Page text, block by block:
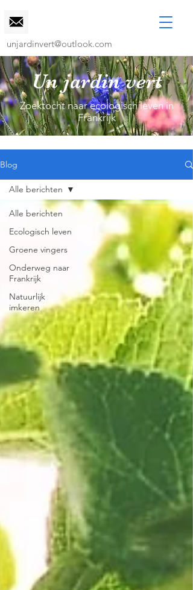
unjardinvert@outlook.com
Un jardin vert
Zoektocht naar ecologisch leven in
Frankrijk
Blog
Alle berichten
Ecologisch leven
Groene vingers
Onderweg naar
Frankrijk
Natuurlijk
imkeren
Alle berichten